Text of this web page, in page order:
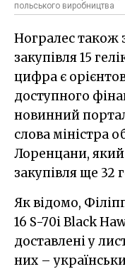
польського виробництва
Ногралес також
закупівля 15
цифра є
доступного
новинний
слова міністра
Лоренцани,
закупівля ще 32
Як відомо,
16 S-70i Black
доставлені у
них –